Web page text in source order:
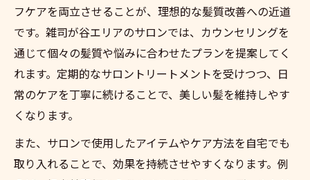
フケアを両立させることが、理想的な髪質改善への近道
です。雑司が谷エリアのサロンでは、カウンセリングを
通じて個々の髪質や悩みに合わせたプランを提案してく
れます。定期的なサロントリートメントを受けつつ、日
常のケアを丁寧に続けることで、美しい髪を維持しやす
くなります。
また、サロンで使用したアイテムやケア方法を自宅でも
取り入れることで、効果を持続させやすくなります。例